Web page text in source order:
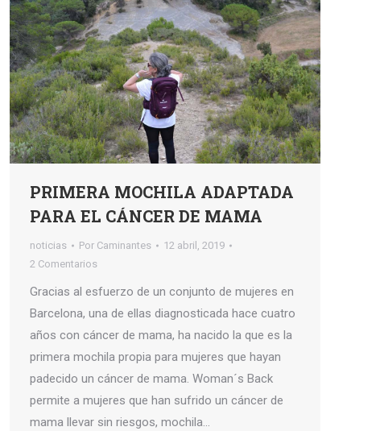
PRIMERA MOCHILA ADAPTADA
PARA EL CÁNCER DE MAMA
noticias Por Caminantes
12 abril, 2019
2 Comentarios
Gracias al esfuerzo de un conjunto de mujeres en
Barcelona, una de ellas diagnosticada hace cuatro
años con cáncer de mama, ha nacido la que es la
primera mochila propia para mujeres que hayan
padecido un cáncer de mama. Woman´s Back
permite a mujeres que han sufrido un cáncer de
mama llevar sin riesgos, mochila…